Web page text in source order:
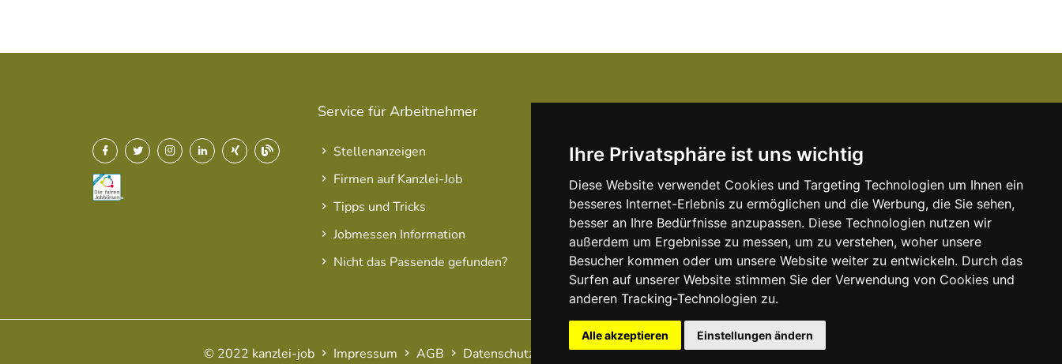
Ihre Privatsphäre ist uns wichtig
Diese Website verwendet Cookies und Targeting Technologien um Ihnen ein
besseres Internet-Erlebnis zu ermöglichen und die Werbung, die Sie sehen,
besser an Ihre Bedürfnisse anzupassen. Diese Technologien nutzen wir
außerdem um Ergebnisse zu messen, um zu verstehen, woher unsere
Besucher kommen oder um unsere Website weiter zu entwickeln. Durch das
Surfen auf unserer Website stimmen Sie der Verwendung von Cookies und
anderen Tracking-Technologien zu.
Alle akzeptieren Einstellungen ändern
Service für Arbeitnehmer
Stellenanzeigen
Firmen auf Kanzlei-Job
Tipps und Tricks
Jobmessen Information
Nicht das Passende gefunden?
Stellenanzeige schalten
Unsere Anzeigen Pakete /
Preise
Optimierung Ihrer Anzeige
Kanzlei-Job Blog
Unser Team
Unserer Dienstleistungen
Kontakt zu uns
Kooperationspartner
© 2022 kanzlei-job Impressum AGB Datenschutz Cookies Einstellungen Haftungsausschluss